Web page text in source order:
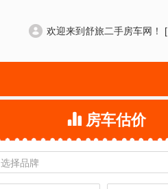
欢迎来到舒旅二手房车网！ [
房车估价
选择品牌